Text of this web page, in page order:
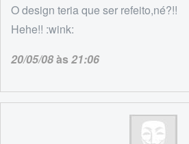
O design teria que ser refeito,né?!!
Hehe!! :wink:
20/05/08às21:06